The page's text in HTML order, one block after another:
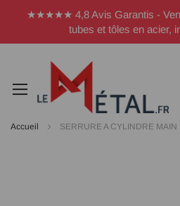
★★★★★ 4,8 Avis Garantis -
tubes et tôles en acier,
Accueil SERRURE A CYLINDRE MAIN